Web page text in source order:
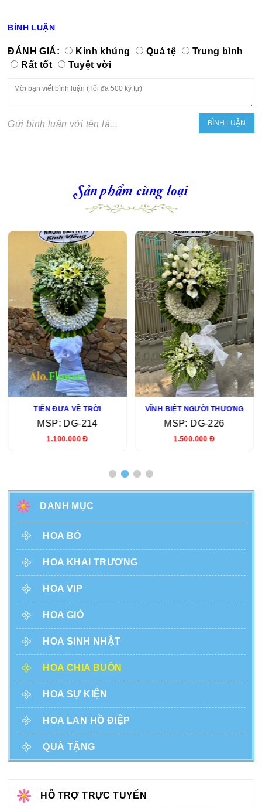
BÌNH LUẬN
ĐÁNH GIÁ: Kinh khủng Quá tệ
Trung bình
Rất tốt
Tuyệt vời
Gửi bình luận với tên là...
Sản phẩm cùng loại
KÍNH TIỄN HƯƠNG LINH
MSP: DG-233
1.100.000 Đ
LỜI TIỄN ĐƯA BUỒN
MSP: DG-232
1.000.000 Đ
DANH MỤC
HOA BÓ
HOA KHAI TRƯƠNG
HOA VIP
HOA GIỎ
HOA SINH NHẬT
HOA CHIA BUỒN
HOA SỰ KIỆN
HOA LAN HỒ ĐIỆP
QUÀ TẶNG
HỖ TRỢ TRỰC TUYẾN